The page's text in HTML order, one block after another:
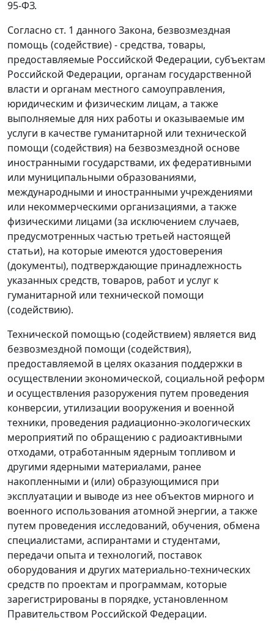
95-ФЗ.
Согласно ст. 1 данного Закона, безвозмездная
помощь (содействие) - средства, товары,
предоставляемые Российской Федерации, субъектам
Российской Федерации, органам государственной
власти и органам местного самоуправления,
юридическим и физическим лицам, а также
выполняемые для них работы и оказываемые им
услуги в качестве гуманитарной или технической
помощи (содействия) на безвозмездной основе
иностранными государствами, их федеративными
или муниципальными образованиями,
международными и иностранными учреждениями
или некоммерческими организациями, а также
физическими лицами (за исключением случаев,
предусмотренных частью третьей настоящей
статьи), на которые имеются удостоверения
(документы), подтверждающие принадлежность
указанных средств, товаров, работ и услуг к
гуманитарной или технической помощи
(содействию).
Технической помощью (содействием) является вид
безвозмездной помощи (содействия),
предоставляемой в целях оказания поддержки в
осуществлении экономической, социальной реформ
и осуществления разоружения путем проведения
конверсии, утилизации вооружения и военной
техники, проведения радиационно-экологических
мероприятий по обращению с радиоактивными
отходами, отработанным ядерным топливом и
другими ядерными материалами, ранее
накопленными и (или) образующимися при
эксплуатации и выводе из нее объектов мирного и
военного использования атомной энергии, а также
путем проведения исследований, обучения, обмена
специалистами, аспирантами и студентами,
передачи опыта и технологий, поставок
оборудования и других материально-технических
средств по проектам и программам, которые
зарегистрированы в порядке, установленном
Правительством Российской Федерации.